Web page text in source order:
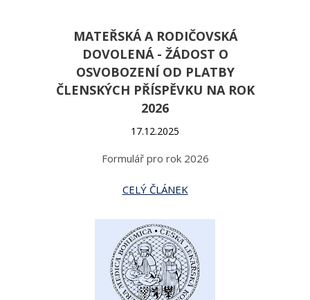
MATEŘSKÁ A RODIČOVSKÁ
DOVOLENÁ - ŽÁDOST O
OSVOBOZENÍ OD PLATBY
ČLENSKÝCH PŘÍSPĚVKU NA ROK
2026
17.12.2025
Formulář pro rok 2026
CELÝ ČLÁNEK